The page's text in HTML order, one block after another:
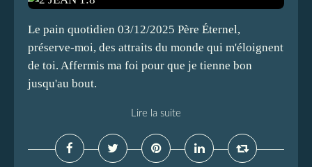
Le pain quotidien 03/12/2025 Père Éternel,
préserve-moi, des attraits du monde qui m'éloignent
de toi. Affermis ma foi pour que je tienne bon
jusqu'au bout.
Lire la suite